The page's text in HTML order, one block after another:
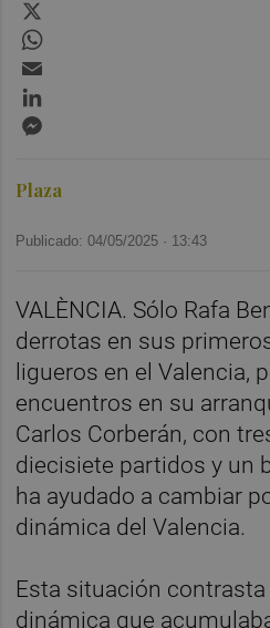
Plaza
Publicado: 04/05/2025 · 13:43
VALÈNCIA. Sólo Rafa
derrotas en sus
ligueros en el Valencia,
encuentros en su
Carlos Corberán, con
diecisiete partidos y un
ha ayudado a cambiar
dinámica del Valencia.
Esta situación
dinámica que